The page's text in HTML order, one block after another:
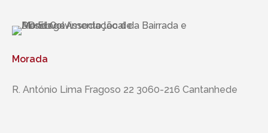
Morada
R. António Lima Fragoso 22 3060-216 Cantanhede